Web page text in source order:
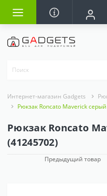
Интернет-магазин Gadgets
Рюкзак Roncato Maverick
Рюкзак Roncato
(41245702)
Предыдущий товар